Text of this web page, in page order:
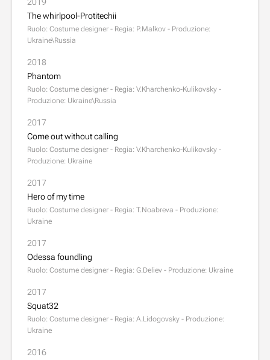
The whirlpool-Protitechii
Ruolo: Costume designer - Regia: P.Malkov - Produzione:
Ukraine\Russia
2018
Phantom
Ruolo: Costume designer - Regia: V.Kharchenko-Kulikovsky -
Produzione: Ukraine\Russia
2017
Come out without calling
Ruolo: Costume designer - Regia: V.Kharchenko-Kulikovsky -
Produzione: Ukraine
2017
Hero of my time
Ruolo: Costume designer - Regia: T.Noabreva - Produzione:
Ukraine
2017
Odessa foundling
Ruolo: Costume designer - Regia: G.Deliev - Produzione: Ukraine
2017
Squat32
Ruolo: Costume designer - Regia: A.Lidogovsky - Produzione:
Ukraine
2016